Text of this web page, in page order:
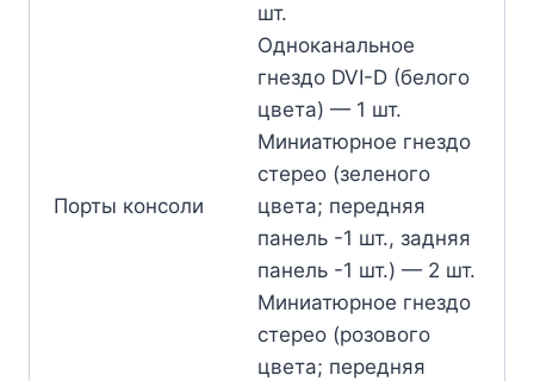
Порты консоли
шт.
Одноканальное
гнездо DVI-D (белого
цвета) — 1 шт.
Миниатюрное гнездо
стерео (зеленого
цвета; передняя
панель -1 шт., задняя
панель -1 шт.) — 2 шт.
Миниатюрное гнездо
стерео (розового
цвета; передняя